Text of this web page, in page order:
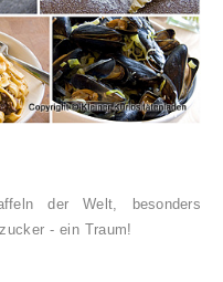
der Welt, besonders
- ein Traum!